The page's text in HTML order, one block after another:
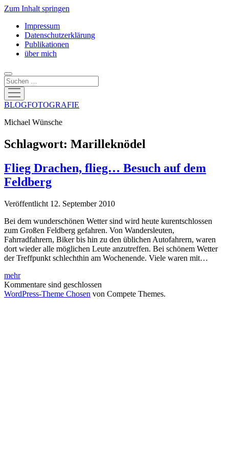
Zum Inhalt springen
Impressum
Datenschutzerklärung
Publikationen
über mich
Suchen
Menü
öffnen
BLOGFOTOGRAFIE
Michael Wünsche
Schlagwort: Marilleknödel
Flieg Drachen, flieg… Besuch auf dem
Feldberg
Veröffentlicht 12. September 2010
Bei dem wunderschönen Wetter sind wird heute kurentschlossen
zum Großen Feldberg gefahren. Von Wandersleuten,
Fahrradfahrern, Biker bis hin zu den üblichen Autofahrern, waren
dort wieder alle möglichen Leute anzutreffen. Bei schönem Wetter
der Treffpunkt schlechthin am Wochenende. Viele waren mit…
mehrFlieg
Drachen,
flieg…
Kommentare sind geschlossen
WordPress-Theme Chosen von Compete Themes.